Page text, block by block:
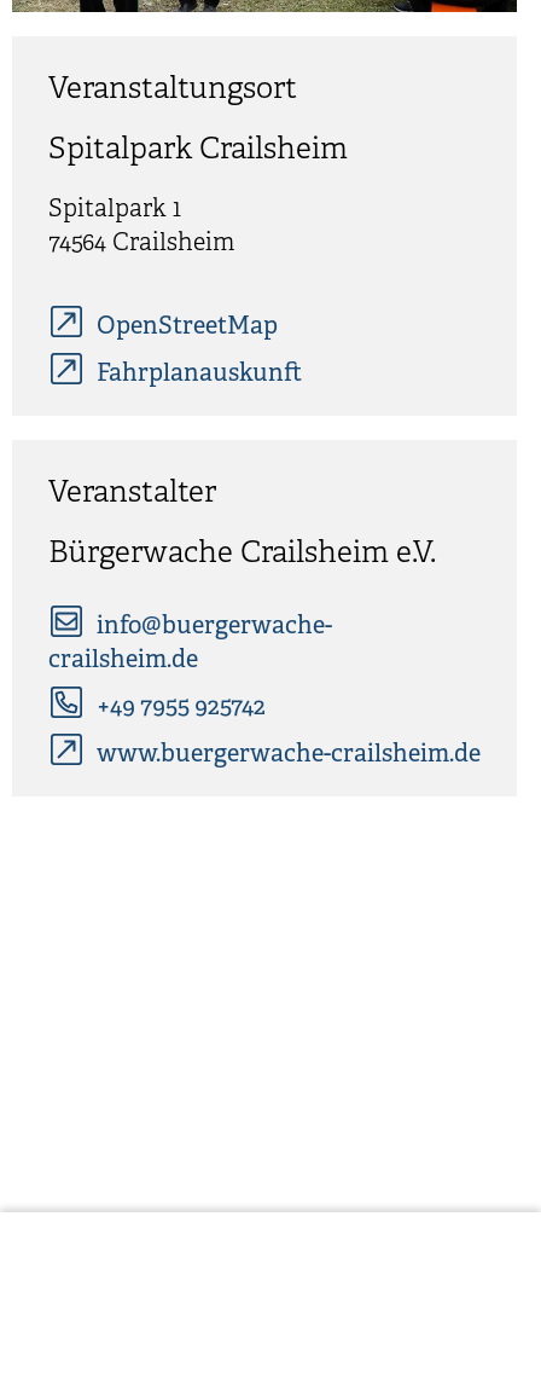
Veranstaltungsort
Spitalpark Crailsheim
Spitalpark 1
74564 Crailsheim
OpenStreetMap
Fahrplanauskunft
Veranstalter
Bürgerwache Crailsheim e.V.
info@buergerwache-
crailsheim.de
+49 7955 925742
www.buergerwache-crailsheim.de